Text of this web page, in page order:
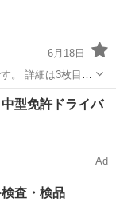
6月18日
。 詳細は3枚目を
型免許ドライバ
Ad
査・検品